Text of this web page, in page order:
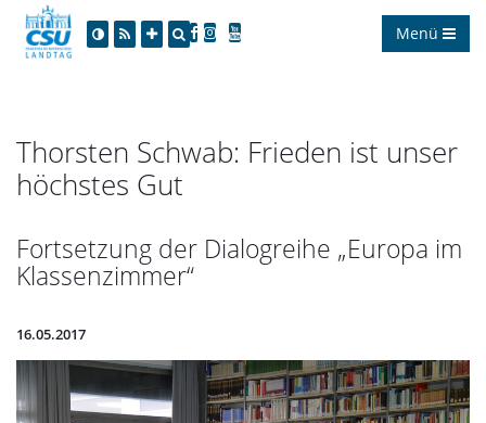
Menü
Thorsten Schwab: Frieden ist unser
höchstes Gut
Fortsetzung der Dialogreihe „Europa im
Klassenzimmer“
16.05.2017